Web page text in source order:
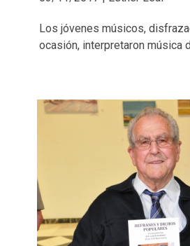
Los jóvenes músicos,
ocasión, interpretaron música